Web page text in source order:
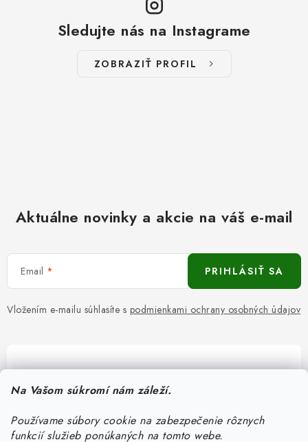
Na Vašom súkromí nám záleží.
Používame súbory cookie na zabezpečenie rôznych
funkcií služieb ponúkaných na tomto webe.
Sledujte nás na Instagrame
ZOBRAZIŤ PROFIL
Aktuálne novinky a akcie na váš e-mail
Email
Vložením e-mailu súhlasíte s podmienkami ochrany osobných údajov
PRIHLÁSIŤ SA
Pomôžeme vám s výberom
Potrebujete s niečím poradiť? Sme tu pre vás!
objednavky@kurin.sk